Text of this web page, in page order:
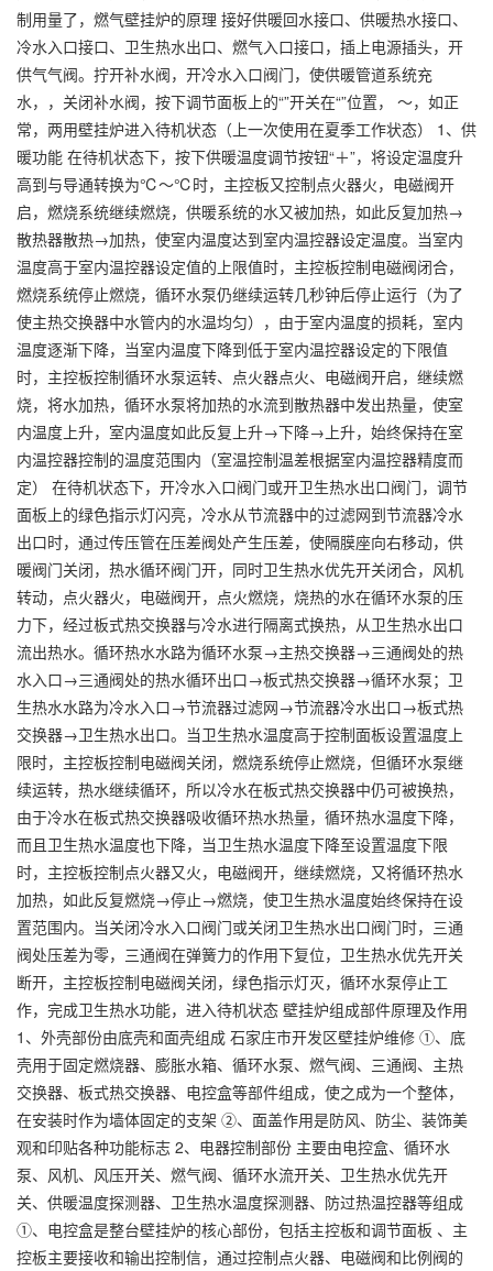
制用量了，燃气壁挂炉的原理 接好供暖回水接口、供暖热水接口、
冷水入口接口、卫生热水出口、燃气入口接口，插上电源插头，开
供气气阀。拧开补水阀，开冷水入口阀门，使供暖管道系统充
水，，关闭补水阀，按下调节面板上的“”开关在“”位置， ～，如正
常，两用壁挂炉进入待机状态（上一次使用在夏季工作状态） 1、供
暖功能 在待机状态下，按下供暖温度调节按钮“＋”，将设定温度升
高到与导通转换为℃～℃时，主控板又控制点火器火，电磁阀开
启，燃烧系统继续燃烧，供暖系统的水又被加热，如此反复加热→
散热器散热→加热，使室内温度达到室内温控器设定温度。当室内
温度高于室内温控器设定值的上限值时，主控板控制电磁阀闭合，
燃烧系统停止燃烧，循环水泵仍继续运转几秒钟后停止运行（为了
使主热交换器中水管内的水温均匀），由于室内温度的损耗，室内
温度逐渐下降，当室内温度下降到低于室内温控器设定的下限值
时，主控板控制循环水泵运转、点火器点火、电磁阀开启，继续燃
烧，将水加热，循环水泵将加热的水流到散热器中发出热量，使室
内温度上升，室内温度如此反复上升→下降→上升，始终保持在室
内温控器控制的温度范围内（室温控制温差根据室内温控器精度而
定） 在待机状态下，开冷水入口阀门或开卫生热水出口阀门，调节
面板上的绿色指示灯闪亮，冷水从节流器中的过滤网到节流器冷水
出口时，通过传压管在压差阀处产生压差，使隔膜座向右移动，供
暖阀门关闭，热水循环阀门开，同时卫生热水优先开关闭合，风机
转动，点火器火，电磁阀开，点火燃烧，烧热的水在循环水泵的压
力下，经过板式热交换器与冷水进行隔离式换热，从卫生热水出口
流出热水。循环热水水路为循环水泵→主热交换器→三通阀处的热
水入口→三通阀处的热水循环出口→板式热交换器→循环水泵；卫
生热水水路为冷水入口→节流器过滤网→节流器冷水出口→板式热
交换器→卫生热水出口。当卫生热水温度高于控制面板设置温度上
限时，主控板控制电磁阀关闭，燃烧系统停止燃烧，但循环水泵继
续运转，热水继续循环，所以冷水在板式热交换器中仍可被换热，
由于冷水在板式热交换器吸收循环热水热量，循环热水温度下降，
而且卫生热水温度也下降，当卫生热水温度下降至设置温度下限
时，主控板控制点火器又火，电磁阀开，继续燃烧，又将循环热水
加热，如此反复燃烧→停止→燃烧，使卫生热水温度始终保持在设
置范围内。当关闭冷水入口阀门或关闭卫生热水出口阀门时，三通
阀处压差为零，三通阀在弹簧力的作用下复位，卫生热水优先开关
断开，主控板控制电磁阀关闭，绿色指示灯灭，循环水泵停止工
作，完成卫生热水功能，进入待机状态 壁挂炉组成部件原理及作用
1、外壳部份由底壳和面壳组成 石家庄市开发区壁挂炉维修 ①、底
壳用于固定燃烧器、膨胀水箱、循环水泵、燃气阀、三通阀、主热
交换器、板式热交换器、电控盒等部件组成，使之成为一个整体，
在安装时作为墙体固定的支架 ②、面盖作用是防风、防尘、装饰美
观和印贴各种功能标志 2、电器控制部份 主要由电控盒、循环水
泵、风机、风压开关、燃气阀、循环水流开关、卫生热水优先开
关、供暖温度探测器、卫生热水温度探测器、防过热温控器等组成
①、电控盒是整台壁挂炉的核心部份，包括主控板和调节面板 、主
控板主要接收和输出控制信，通过控制点火器、电磁阀和比例阀的